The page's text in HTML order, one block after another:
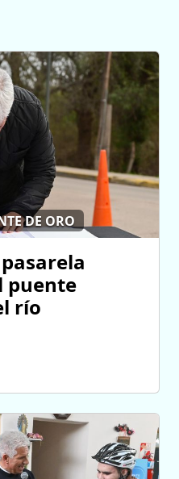
DE ORO
puente
río